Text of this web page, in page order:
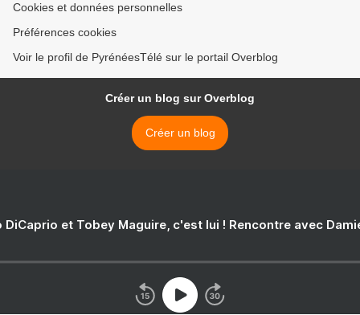
Cookies et données personnelles
Préférences cookies
Voir le profil de PyrénéesTélé sur le portail Overblog
Créer un blog sur Overblog
Créer un blog
DiCaprio et Tobey Maguire, c'est lui ! Rencontre avec